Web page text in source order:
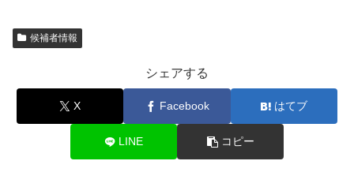
候補者情報
シェアする
X Facebook はてブ
LINE コピー